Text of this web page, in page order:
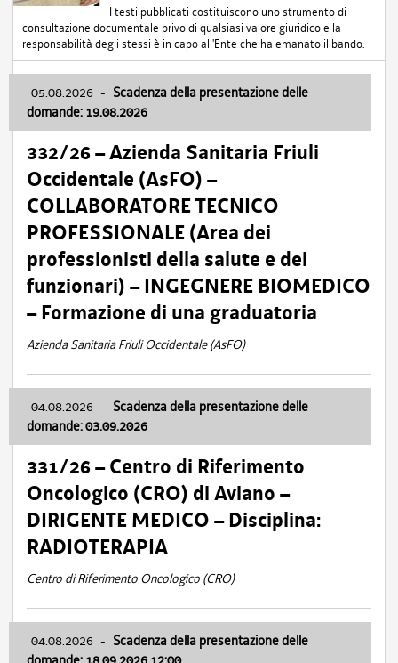
I testi pubblicati costituiscono uno strumento di
consultazione documentale privo di qualsiasi valore giuridico e la
responsabilità degli stessi è in capo all'Ente che ha emanato il bando.
05.08.2026 - Scadenza della presentazione delle
domande: 19.08.2026
332/26 – Azienda Sanitaria Friuli
Occidentale (AsFO) –
COLLABORATORE TECNICO
PROFESSIONALE (Area dei
professionisti della salute e dei
funzionari) – INGEGNERE BIOMEDICO
– Formazione di una graduatoria
Azienda Sanitaria Friuli Occidentale (AsFO)
04.08.2026 - Scadenza della presentazione delle
domande: 03.09.2026
331/26 – Centro di Riferimento
Oncologico (CRO) di Aviano –
DIRIGENTE MEDICO – Disciplina:
RADIOTERAPIA
Centro di Riferimento Oncologico (CRO)
04.08.2026 - Scadenza della presentazione delle